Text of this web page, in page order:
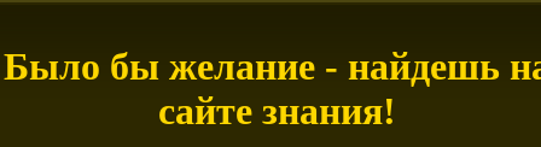
Было бы желание - найдешь
сайте знания!